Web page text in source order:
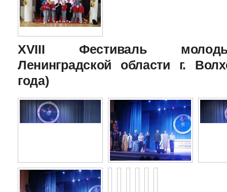
XVIII Фестиваль
Ленинградской области г.
года)